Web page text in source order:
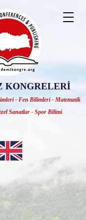
KONGRELERİ
- Fen Bilimleri - Matematik
Sanatlar - Spor Bilimi